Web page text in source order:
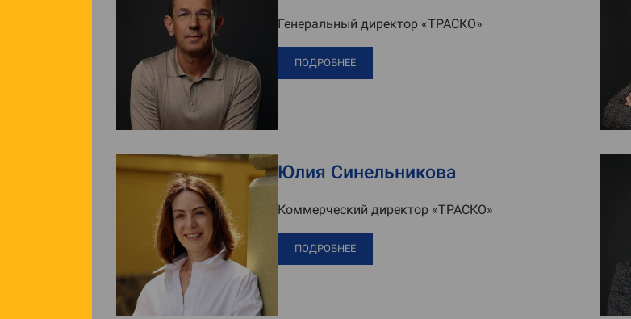
Генеральный директор «ТРАСКО»
ПОДРОБНЕЕ
Юлия Синельникова
Коммерческий директор «ТРАСКО»
ПОДРОБНЕЕ